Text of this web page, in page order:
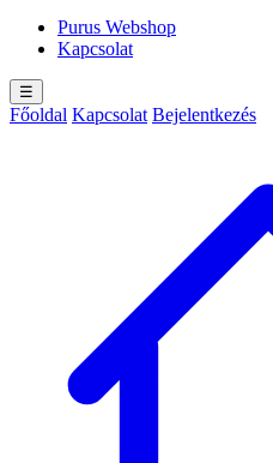
Purus Webshop
Kapcsolat
☰
Főoldal Kapcsolat Bejelentkezés